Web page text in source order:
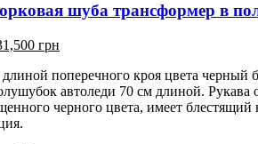
шуба трансформер в
грн
поперечного кроя цвета черный
автоледи 70 см длиной. Рукава
черного цвета, имеет